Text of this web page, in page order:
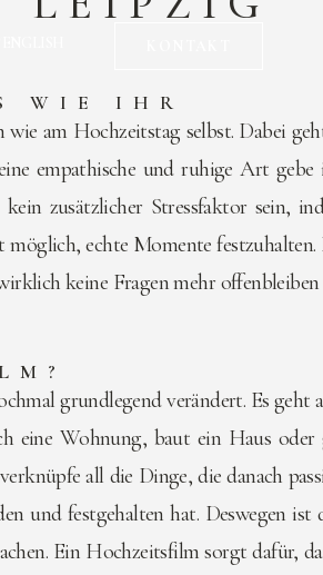
WIE IHR
wie am Hochzeitstag selbst. Dabei
empathische und ruhige Art gebe
zusätzlicher Stressfaktor sein,
echte Momente
keine Fragen mehr
grundlegend verändert. Es geht
eine Wohnung, baut ein Haus
all die Dinge, die danach
und festgehalten hat. Deswegen ist
Ein Hochzeitsfilm sorgt dafür,